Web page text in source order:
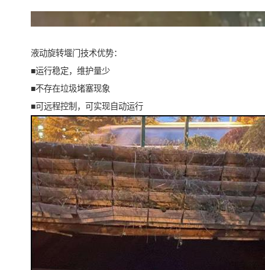
液动旋转堰门技术优势：
■运行稳定，维护量少
■不存在垃圾堵塞现象
■可远程控制，可实现自动运行